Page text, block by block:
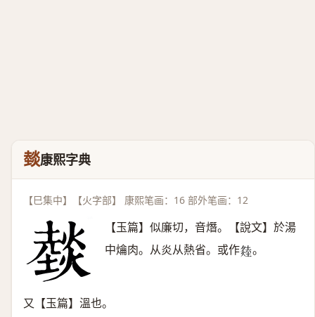
燅康熙字典
【巳集中】【火字部】 康熙笔画：16 部外笔画：12
【玉篇】似廉切，音熸。【說文】於湯
中爚肉。从炎从熱省。或作𤏝 。
又【玉篇】溫也。